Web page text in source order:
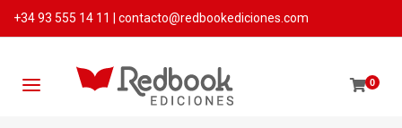
+34 93 555 14 11 contacto@redbookediciones.com
0